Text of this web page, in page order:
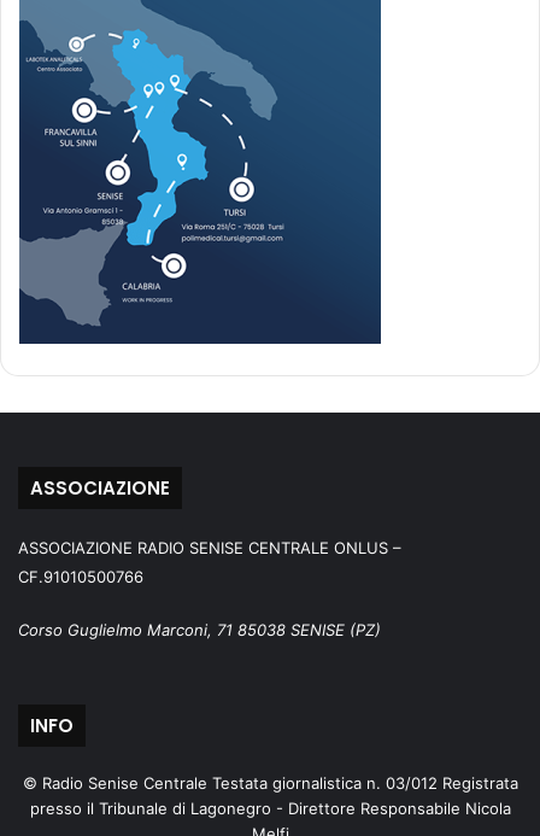
ASSOCIAZIONE
ASSOCIAZIONE RADIO SENISE CENTRALE ONLUS –
CF.91010500766
Corso Guglielmo Marconi, 71 85038 SENISE (PZ)
INFO
© Radio Senise Centrale Testata giornalistica n. 03/012 Registrata
presso il Tribunale di Lagonegro - Direttore Responsabile Nicola